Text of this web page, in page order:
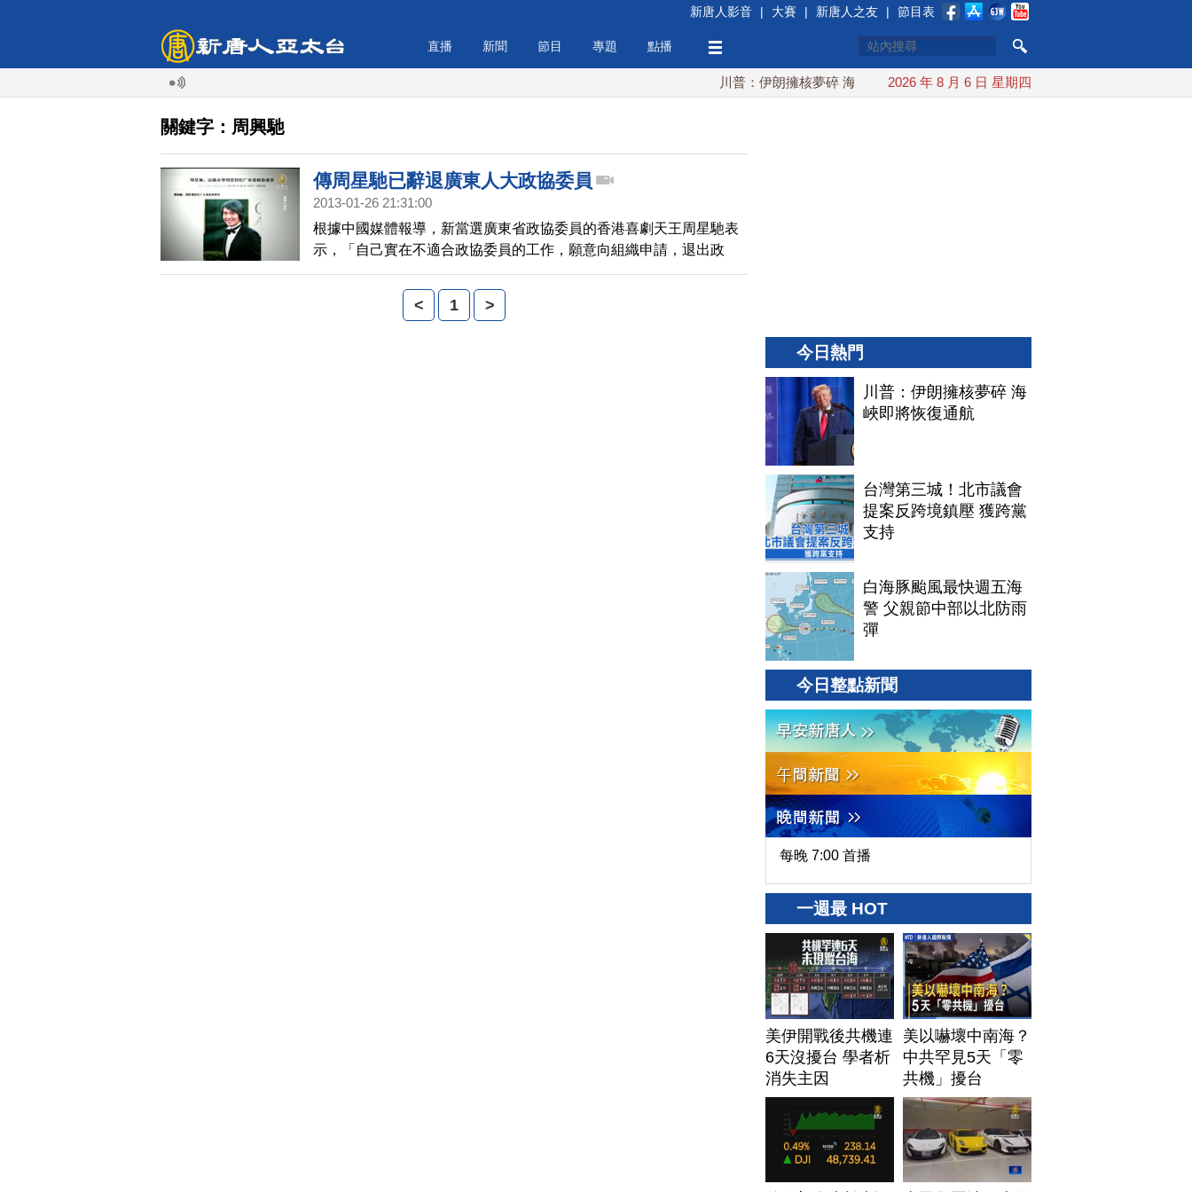
新唐人影音 | 大賽 | 新唐人之友 | 節目表
直播 新聞 節目 專題 點播
川普：伊朗擁核夢碎 海峽即將恢復通航 烏克蘭貨機旁驚現炸彈無人機 德國機
2026 年 8 月 6 日 星期四
關鍵字：周興馳
傳周星馳已辭退廣東人大政協委員
2013-01-26 21:31:00
根據中國媒體報導，新當選廣東省政協委員的香港喜劇天王周星馳表
示，「自己實在不適合政協委員的工作，願意向組織申請，退出政
協」。但周星馳的秘書否認相關報導。周星馳連續兩天缺席省政協會
議，在昨天(25日)上午終於現身，列席廣東省十二屆人大第一次會
議。不過他姍姍來遲，遲到超過半小時，之後又缺席分組討論，現在
< 1 >
今日熱門
川普：伊朗擁核夢碎 海
峽即將恢復通航
台灣第三城！北市議會
提案反跨境鎮壓 獲跨黨
支持
白海豚颱風最快週五海
警 父親節中部以北防雨
彈
今日整點新聞
每晚 7:00 首播
一週最 HOT
美伊開戰後共機連
6天沒擾台 學者析
消失主因
美以嚇壞中南海？
中共罕見5天「零
共機」擾台